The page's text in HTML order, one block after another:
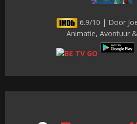
6.9/10 | Door
Animatie, Avontuur